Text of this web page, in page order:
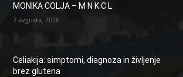
MONIKA COLJA – M N K C L
7 avgusta, 2026
Celiakija: simptomi, diagnoza in življenje
brez glutena